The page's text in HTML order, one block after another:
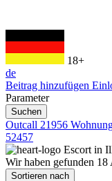
18+
de
Beitrag hinzufügen
Parameter
Suchen
Outcall 21956
52457
Escort in
Wir haben gefunden 18
Sortieren nach